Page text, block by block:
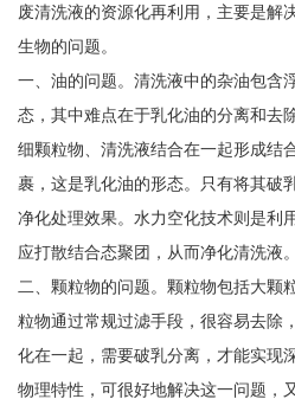
废清洗液的资源化再利用，主要是解
生物的问题。
一、油的问题。清洗液中的杂油包含
态，其中难点在于乳化油的分离和去
细颗粒物、清洗液结合在一起形成结
裹，这是乳化油的形态。只有将其破
净化处理效果。水力空化技术则是利
应打散结合态聚团，从而净化清洗液。
二、颗粒物的问题。颗粒物包括大颗
粒物通过常规过滤手段，很容易去除
化在一起，需要破乳分离，才能实现
物理特性，可很好地解决这一问题，